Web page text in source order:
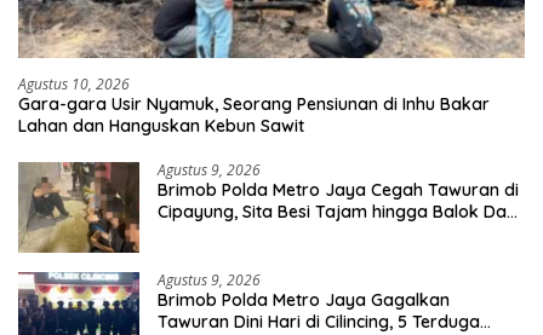
Agustus 10, 2026
Gara-gara Usir Nyamuk, Seorang Pensiunan di Inhu Bakar
Lahan dan Hanguskan Kebun Sawit
Agustus 9, 2026
Brimob Polda Metro Jaya Cegah Tawuran di
Cipayung, Sita Besi Tajam hingga Balok Dan
Agustus 9, 2026
Brimob Polda Metro Jaya Gagalkan
Tawuran Dini Hari di Cilincing, 5 Terduga